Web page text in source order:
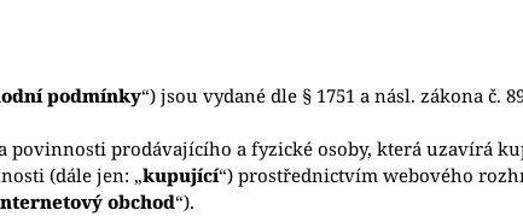
podmínky“) jsou vydané dle § 1751 a násl. zákona č.
prodávajícího a fyzické osoby, která uzavírá
(dále jen: „kupující“) prostřednictvím webového
obchod“).